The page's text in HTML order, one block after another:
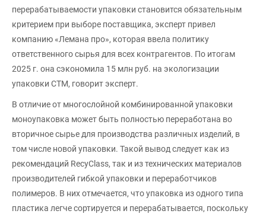
перерабатываемости упаковки становится обязательным
критерием при выборе поставщика, эксперт привел
компанию «Лемана про», которая ввела политику
ответственного сырья для всех контрагентов. По итогам
2025 г. она сэкономила 15 млн руб. на экологизации
упаковки СТМ, говорит эксперт.
В отличие от многослойной комбинированной упаковки
моноупаковка может быть полностью переработана во
вторичное сырье для производства различных изделий, в
том числе новой упаковки. Такой вывод следует как из
рекомендаций RecyClass, так и из технических материалов
производителей гибкой упаковки и переработчиков
полимеров. В них отмечается, что упаковка из одного типа
пластика легче сортируется и перерабатывается, поскольку